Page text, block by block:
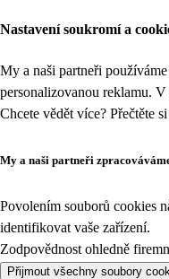
Nastavení soukromí a
My a naši partneři
personalizovanou reklamu.
Chcete vědět více? Přečtěte
My a naši partneři
Povolením souborů cookies
identifikovat vaše zařízení.
Zodpovědnost ohledně
Přijmout všechny soubory